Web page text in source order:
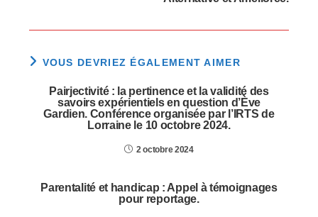
VOUS DEVRIEZ ÉGALEMENT AIMER
Pairjectivité : la pertinence et la validité des
savoirs expérientiels en question d’Ève
Gardien. Conférence organisée par l’IRTS de
Lorraine le 10 octobre 2024.
2 octobre 2024
Parentalité et handicap : Appel à témoignages
pour reportage.